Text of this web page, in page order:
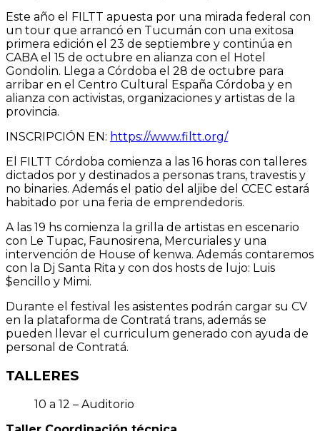
Este año el FILTT apuesta por una mirada federal con
un tour que arrancó en Tucumán con una exitosa
primera edición el 23 de septiembre y continúa en
CABA el 15 de octubre en alianza con el Hotel
Gondolin. Llega a Córdoba el 28 de octubre para
arribar en el Centro Cultural España Córdoba y en
alianza con activistas, organizaciones y artistas de la
provincia.
INSCRIPCIÓN EN: https://www.filtt.org/
El FILTT Córdoba comienza a las 16 horas con talleres
dictados por y destinados a personas trans, travestis y
no binaries. Además el patio del aljibe del CCEC estará
habitado por una feria de emprendedoris.
A las 19 hs comienza la grilla de artistas en escenario
con Le Tupac, Faunosirena, Mercuriales y una
intervención de House of kenwa. Además contaremos
con la Dj Santa Rita y con dos hosts de lujo: Luis
$encillo y Mimi.
Durante el festival les asistentes podrán cargar su CV
en la plataforma de Contratá trans, además se
pueden llevar el curriculum generado con ayuda de
personal de Contratá.
TALLERES
10 a 12 – Auditorio